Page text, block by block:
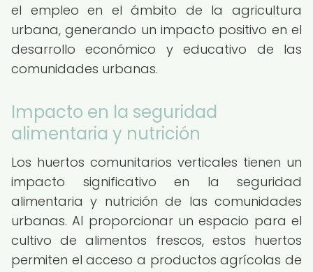
el empleo en el ámbito de la agricultura
urbana, generando un impacto positivo en el
desarrollo económico y educativo de las
comunidades urbanas.
Impacto en la seguridad
alimentaria y nutrición
Los huertos comunitarios verticales tienen un
impacto significativo en la seguridad
alimentaria y nutrición de las comunidades
urbanas. Al proporcionar un espacio para el
cultivo de alimentos frescos, estos huertos
permiten el acceso a productos agrícolas de